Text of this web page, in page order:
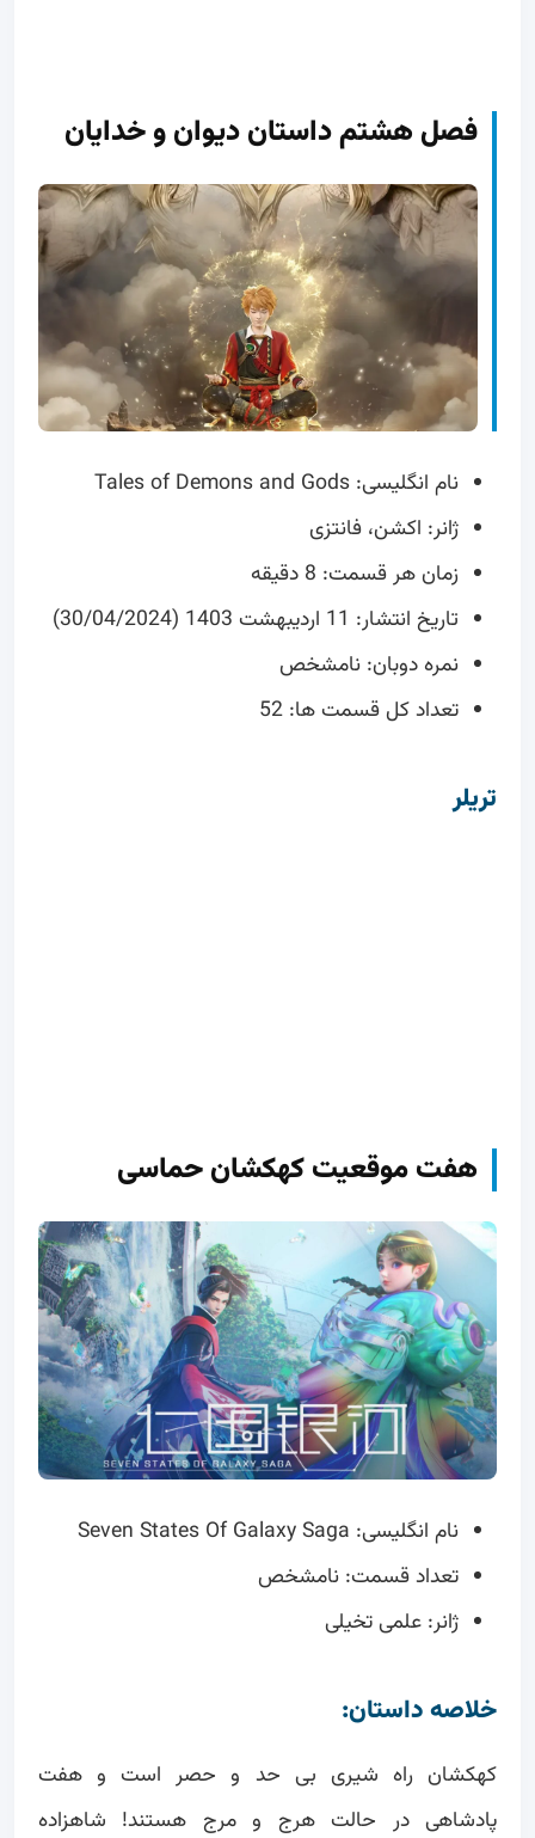
فصل هشتم داستان دیوان و خدایان
نام انگلیسی: Tales of Demons and Gods
ژانر: اکشن، فانتزی
زمان هر قسمت: 8 دقیقه
تاریخ انتشار: 11 اردیبهشت 1403 (30/04/2024)
نمره دوبان: نامشخص
تعداد کل قسمت ها: 52
تریلر
هفت موقعیت کهکشان حماسی
نام انگلیسی: Seven States Of Galaxy Saga
تعداد قسمت: نامشخص
ژانر: علمی تخیلی
خلاصه داستان:
کهکشان راه شیری بی حد و حصر است و هفت
پادشاهی در حالت هرج و مرج هستند! شاهزاده